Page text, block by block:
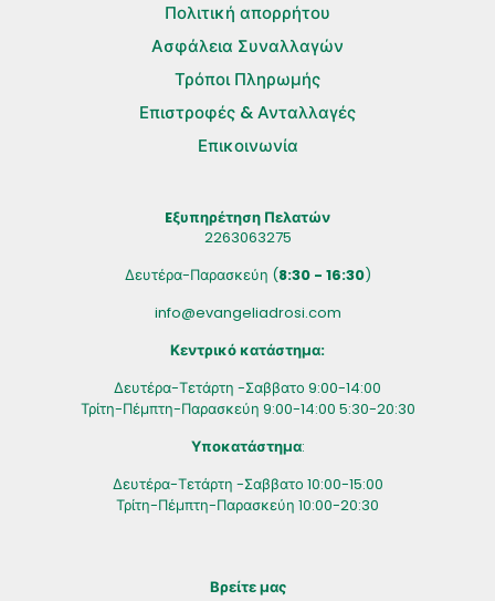
Πολιτική απορρήτου
Ασφάλεια Συναλλαγών
Τρόποι Πληρωμής
Επιστροφές & Ανταλλαγές
Επικοινωνία
Eξυπηρέτηση Πελατών
2263063275
Δευτέρα-Παρασκεύη (8:30 - 16:30)
info@evangeliadrosi.com
Κεντρικό κατάστημα:
Δευτέρα-Τετάρτη -Σαββατο 9:00-14:00
Τρίτη-Πέμπτη-Παρασκεύη 9:00-14:00 5:30-20:30
Υποκατάστημα:
Δευτέρα-Τετάρτη -Σαββατο 10:00-15:00
Τρίτη-Πέμπτη-Παρασκεύη 10:00-20:30
Βρείτε μας